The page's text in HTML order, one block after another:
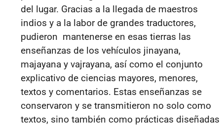
del lugar. Gracias a la llegada de maestros
indios y a la labor de grandes traductores,
pudieron mantenerse en esas tierras las
enseñanzas de los vehículos jinayana,
majayana y vajrayana, así como el conjunto
explicativo de ciencias mayores, menores,
textos y comentarios. Estas enseñanzas se
conservaron y se transmitieron no solo como
textos, sino también como prácticas diseñadas